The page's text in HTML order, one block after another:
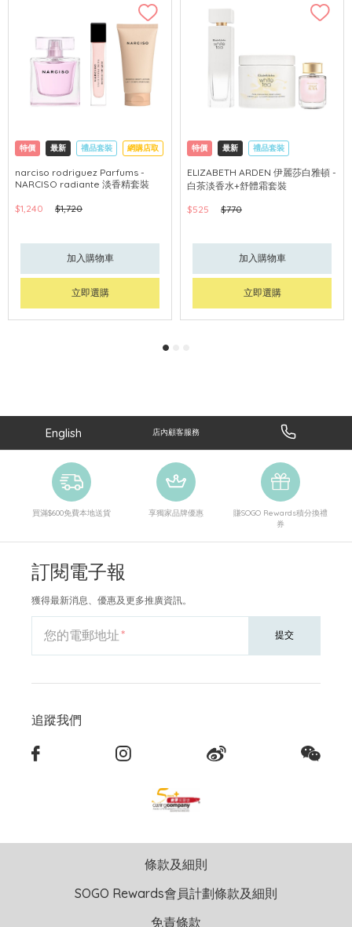
特價 最新 禮品套裝 網購店取
narciso rodriguez Parfums -
NARCISO radiante 淡香精套裝
$1,240 $1,720
加入購物車
立即選購
特價 最新 禮品套裝
網購店取 可中國內地配送
ELIZABETH ARDEN 伊麗莎白雅頓 -
白茶淡香水+舒體霜套裝
$525
$770
加入購物車
立即選購
English 店內顧客服務
買滿$600免費本地送貨 享獨家品牌優惠
賺SOGO Rewards積分換禮
券
訂閱電子報
獲得最新消息、優惠及更多推廣資訊。
您的電郵地址 提交
追蹤我們
條款及細則
SOGO Rewards會員計劃條款及細則
免責條款